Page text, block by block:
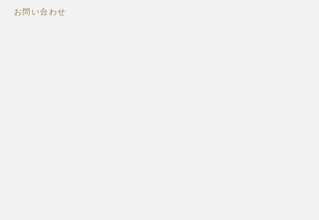
お問い合わせ